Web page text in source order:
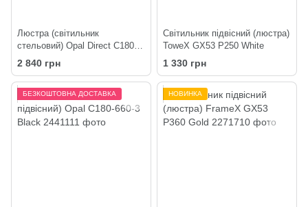
Люстра (світильник
стельовий) Opal Direct C180-2
White
2 840 грн
Світильник підвісний (люстра)
ToweX GX53 P250 White
1 330 грн
БЕЗКОШТОВНА ДОСТАВКА НОВИНКА